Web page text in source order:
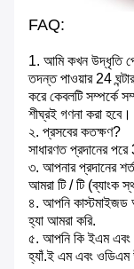
FAQ:
1. আমি কখন উদ্ধৃতি
তদন্ত পাওয়ার 24
করে কেবলটি সম্পর্কে
শীঘ্রই গণনা করা হবে।
২. প্রসবের কতক্ষণ?
সাধারণত প্রদানের
৩. আপনার প্রদানের
আমরা টি / টি (ব্যাংক
৪. আপনি কাস্টমাইজড
হ্যা আমরা করি.
৫. আপনি কি ইএম এবং
হ্যাঁ.ই এম এবং